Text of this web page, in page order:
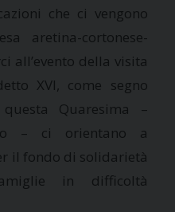
che ci vengono
aretina-cortonese-
all’evento della visita
XVI, come segno
Quaresima –
– ci orientano a
il fondo di solidarietà
in difficoltà